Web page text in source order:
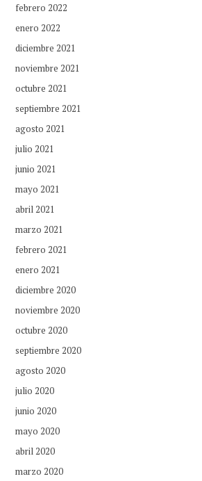
febrero 2022
enero 2022
diciembre 2021
noviembre 2021
octubre 2021
septiembre 2021
agosto 2021
julio 2021
junio 2021
mayo 2021
abril 2021
marzo 2021
febrero 2021
enero 2021
diciembre 2020
noviembre 2020
octubre 2020
septiembre 2020
agosto 2020
julio 2020
junio 2020
mayo 2020
abril 2020
marzo 2020